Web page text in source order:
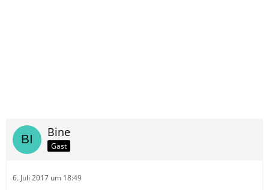
Bine
Gast
6. Juli 2017 um 18:49